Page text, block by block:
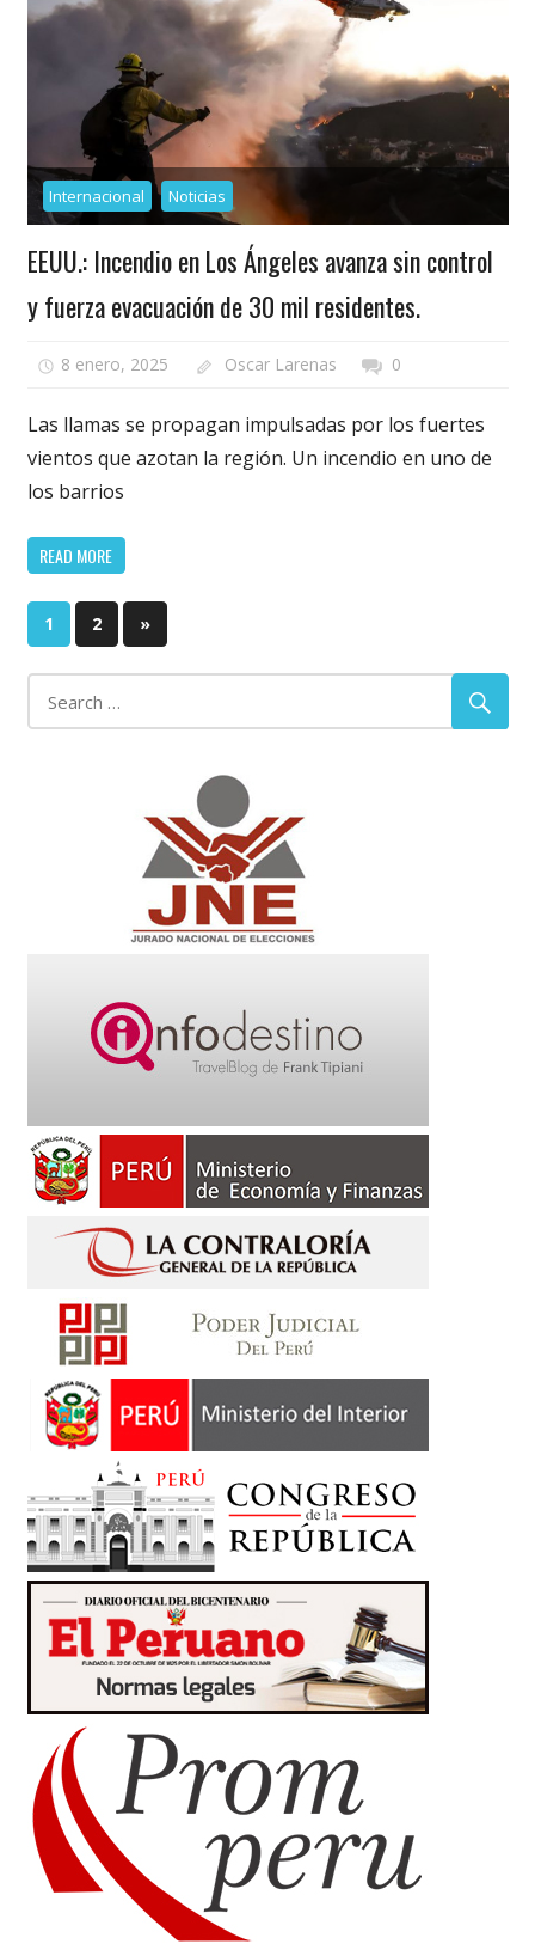
Internacional Noticias
EEUU.: Incendio en Los Ángeles avanza sin control
y fuerza evacuación de 30 mil residentes.
8 enero, 2025 Oscar Larenas 0
Las llamas se propagan impulsadas por los fuertes
vientos que azotan la región. Un incendio en uno de
los barrios
READ MORE
Paginación
de
entradas
1 2
Next
Posts
»